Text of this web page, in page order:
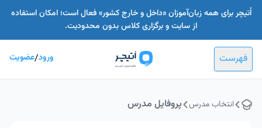
اُتیچر برای همه زبان‌آموزان «داخل و خارج کشور» فعال است؛ امکان استفاده
از سایت و برگزاری کلاس بدون محدودیت.
فهرست ورود/عضویت
انتخاب مدرس پروفایل مدرس